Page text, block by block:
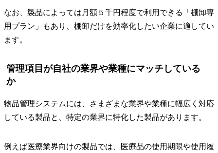
なお、製品によっては月額５千円程度で利用できる「棚卸専
用プラン」もあり、棚卸だけを効率化したい企業に適してい
ます。
管理項目が自社の業界や業種にマッチしている
か
物品管理システムには、さまざまな業界や業種に幅広く対応
している製品と、特定の業界に特化した製品があります。
例えば医療業界向けの製品では、医療品の使用期限や使用履